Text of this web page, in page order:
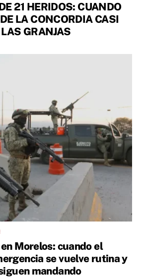
21 HERIDOS: CUANDO
LA CONCORDIA CASI
GRANJAS
Morelos: cuando el
se vuelve rutina y
mandando